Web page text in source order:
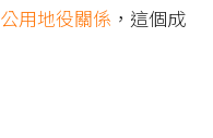
公用地役關係 ，這個成